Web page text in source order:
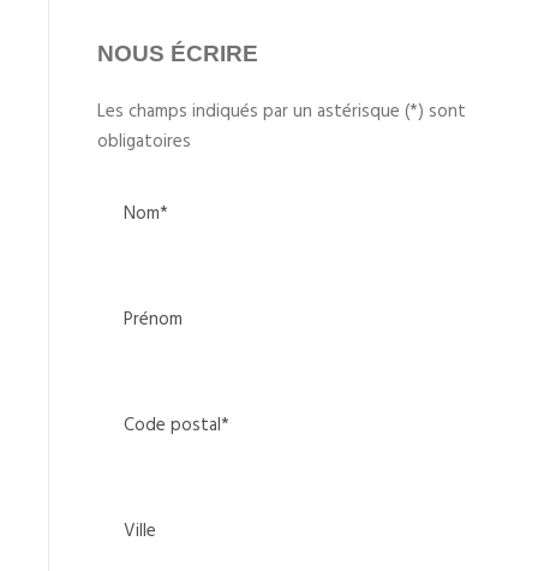
NOUS ÉCRIRE
Les champs indiqués par un astérisque (*) sont
obligatoires